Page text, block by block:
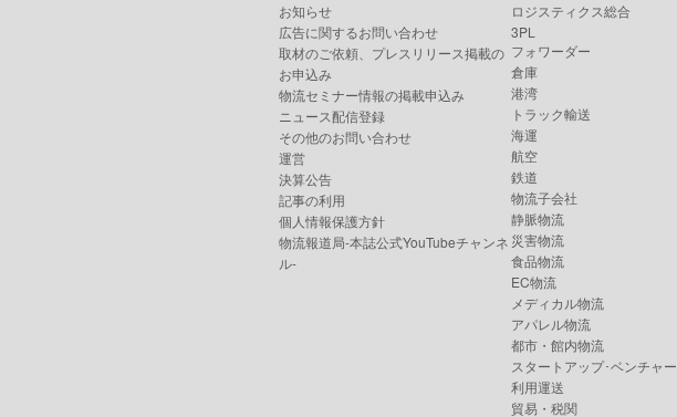
お知らせ
広告に関するお問い合わせ
取材のご依頼、プレスリリース掲載の
お申込み
物流セミナー情報の掲載申込み
ニュース配信登録
その他のお問い合わせ
運営
決算公告
記事の利用
個人情報保護方針
物流報道局-本誌公式YouTubeチャンネ
ル-
ロジスティクス総合
3PL
フォワーダー
倉庫
港湾
トラック輸送
海運
航空
鉄道
物流子会社
静脈物流
災害物流
食品物流
EC物流
メディカル物流
アパレル物流
都市・館内物流
スタートアップ･ベンチャー
利用運送
貿易・税関